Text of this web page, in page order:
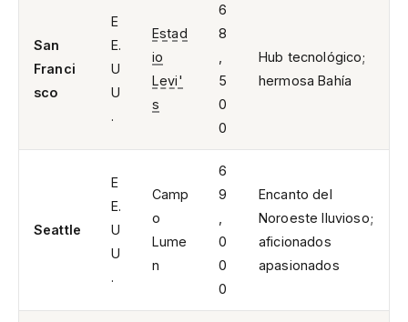
San
Franci
sco
E
E.
U
U
.
Estad
io
Levi'
s
6
8
5
0
0
Hub tecnológico;
hermosa Bahía
Seattle
E
E.
U
U
.
Camp
o
Lume
n
6
9
0
0
0
Encanto del
Noroeste lluvioso;
aficionados
apasionados